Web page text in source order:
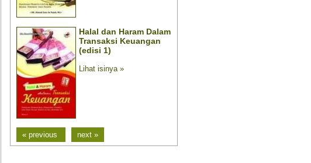
Lihat isinya »
« previous next »